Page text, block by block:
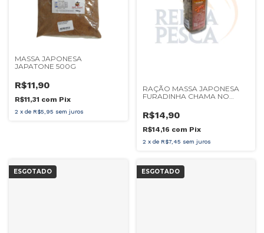
MASSA JAPONESA
JAPATONE 500G
R$11,90
R$11,31 com Pix
2 x de R$5,95 sem juros
RAÇÃO MASSA JAPONESA
FURADINHA CHAMA NO
R$14,90
R$14,16 com Pix
2 x de R$7,45 sem juros
ESGOTADO ESGOTADO